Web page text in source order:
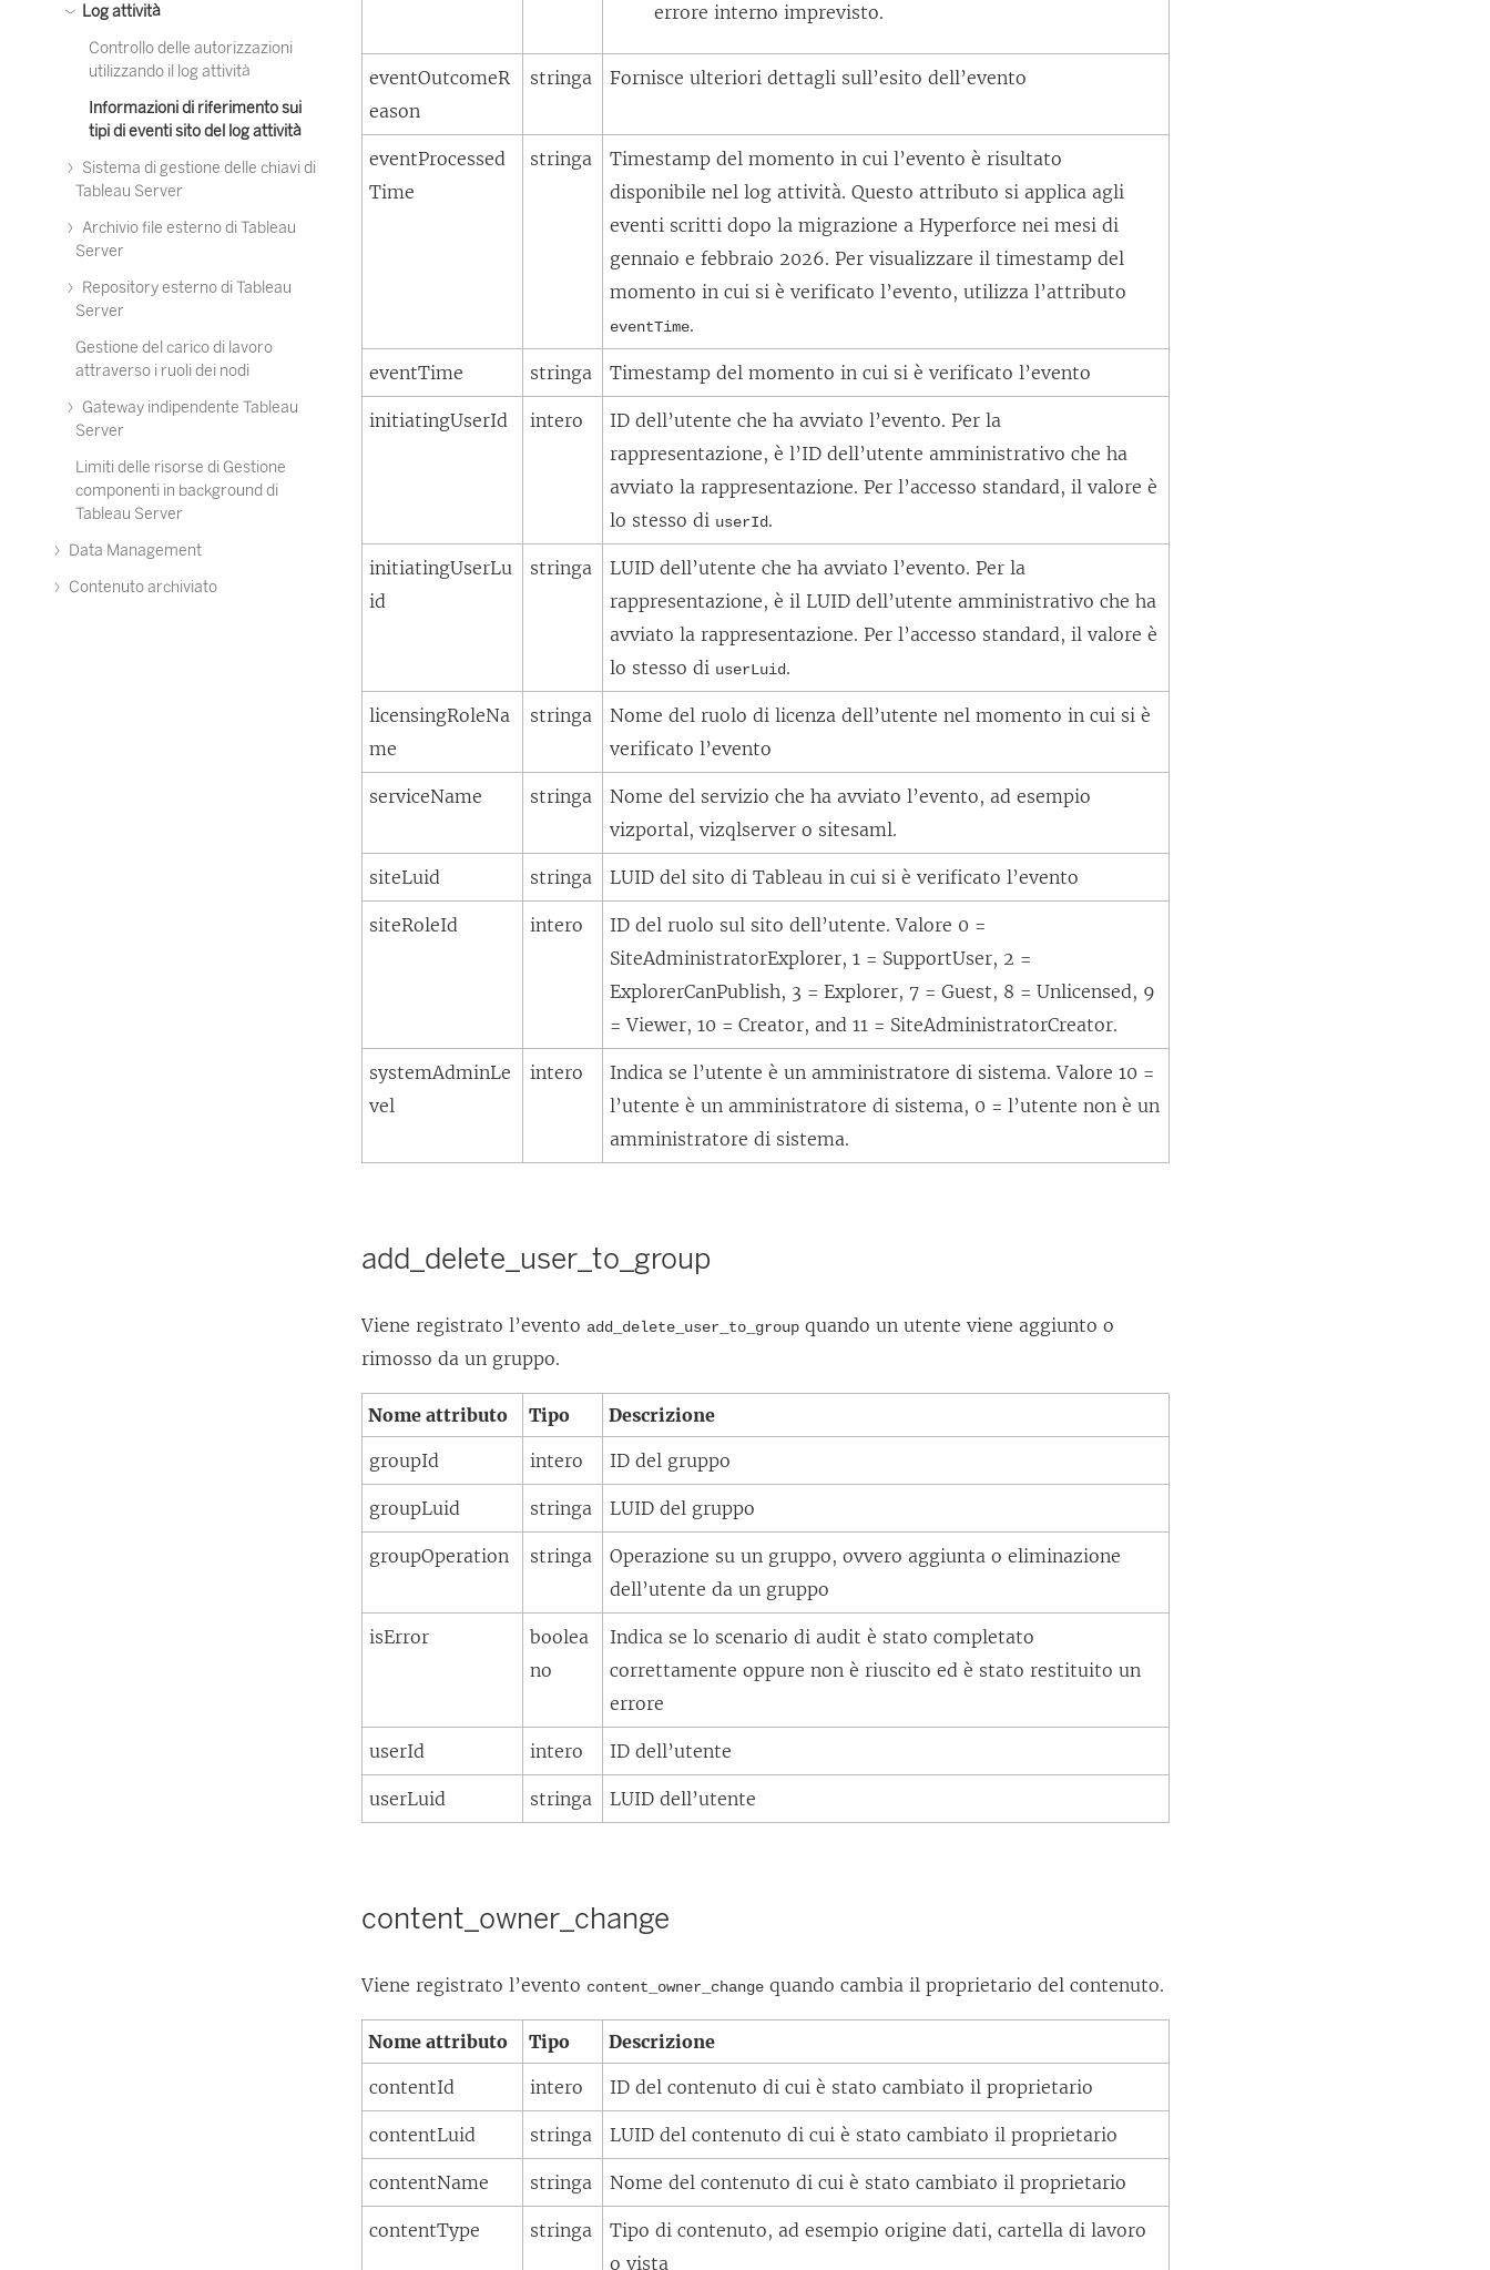
Log attività
Controllo delle autorizzazioni
utilizzando il log attività
Informazioni di riferimento sui
tipi di eventi sito del log attività
Sistema di gestione delle chiavi di
Tableau Server
Archivio file esterno di Tableau
Server
Repository esterno di Tableau
Server
Gestione del carico di lavoro
attraverso i ruoli dei nodi
Gateway indipendente Tableau
Server
Limiti delle risorse di Gestione
componenti in background di
Tableau Server
Data Management
Contenuto archiviato
errore interno imprevisto.
eventOutcomeR
eason
stringa Fornisce ulteriori dettagli sull’esito dell’evento
eventProcessed
Time
stringa
Timestamp del momento in cui l’evento è risultato
disponibile nel log attività. Questo attributo si applica agli
eventi scritti dopo la migrazione a Hyperforce nei mesi di
gennaio e febbraio 2026. Per visualizzare il timestamp del
momento in cui si è verificato l’evento, utilizza l’attributo
eventTime.
eventTime stringa Timestamp del momento in cui si è verificato l’evento
initiatingUserId intero
ID dell’utente che ha avviato l’evento. Per la
rappresentazione, è l’ID dell’utente amministrativo che ha
avviato la rappresentazione. Per l’accesso standard, il valore è
lo stesso di userId.
initiatingUserLu
id
stringa
LUID dell’utente che ha avviato l’evento. Per la
rappresentazione, è il LUID dell’utente amministrativo che ha
avviato la rappresentazione. Per l’accesso standard, il valore è
lo stesso di userLuid.
licensingRoleNa
me
stringa
Nome del ruolo di licenza dell’utente nel momento in cui si è
verificato l’evento
serviceName stringa
Nome del servizio che ha avviato l’evento, ad esempio
vizportal, vizqlserver o sitesaml.
siteLuid stringa LUID del sito di Tableau in cui si è verificato l’evento
siteRoleId intero
ID del ruolo sul sito dell’utente. Valore 0 =
SiteAdministratorExplorer, 1 = SupportUser, 2 =
ExplorerCanPublish, 3 = Explorer, 7 = Guest, 8 = Unlicensed, 9
= Viewer, 10 = Creator, and 11 = SiteAdministratorCreator.
systemAdminLe
vel
intero
Indica se l’utente è un amministratore di sistema. Valore 10 =
l’utente è un amministratore di sistema, 0 = l’utente non è un
amministratore di sistema.
add_delete_user_to_group
Viene registrato l’evento add_delete_user_to_group quando un utente viene aggiunto o
rimosso da un gruppo.
Nome attributo Tipo Descrizione
groupId intero ID del gruppo
groupLuid stringa LUID del gruppo
groupOperation stringa
Operazione su un gruppo, ovvero aggiunta o eliminazione
dell’utente da un gruppo
isError
boolea
no
Indica se lo scenario di audit è stato completato
correttamente oppure non è riuscito ed è stato restituito un
errore
userId intero ID dell’utente
userLuid stringa LUID dell’utente
content_owner_change
Viene registrato l’evento content_owner_change quando cambia il proprietario del contenuto.
Nome attributo Tipo Descrizione
contentId intero ID del contenuto di cui è stato cambiato il proprietario
contentLuid stringa LUID del contenuto di cui è stato cambiato il proprietario
contentName stringa Nome del contenuto di cui è stato cambiato il proprietario
contentType stringa
Tipo di contenuto, ad esempio origine dati, cartella di lavoro
o vista